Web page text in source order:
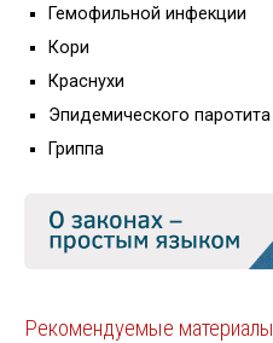
Гемофильной инфекции
Кори
Краснухи
Эпидемического паротита
Гриппа
Рекомендуемые материалы